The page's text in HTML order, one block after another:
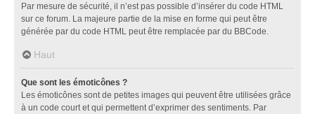
Par mesure de sécurité, il n’est pas possible d’insérer du code HTML
sur ce forum. La majeure partie de la mise en forme qui peut être
générée par du code HTML peut être remplacée par du BBCode.
Haut
Que sont les émoticônes ?
Les émoticônes sont de petites images qui peuvent être utilisées grâce
à un code court et qui permettent d’exprimer des sentiments. Par